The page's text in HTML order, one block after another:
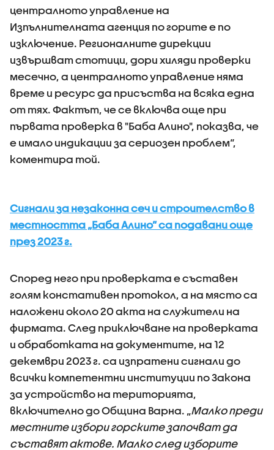
централното управление на
Изпълнителната агенция по горите е по
изключение. Регионалните дирекции
извършват стотици, дори хиляди проверки
месечно, а централното управление няма
време и ресурс да присъства на всяка една
от тях. Фактът, че се включва още при
първата проверка в "Баба Алино", показва, че
е имало индикации за сериозен проблем“,
коментира той.
Сигнали за незаконна сеч и строителство в
местността „Баба Алино” са подавани още
през 2023 г.
Според него при проверката е съставен
голям констативен протокол, а на място са
наложени около 20 акта на служители на
фирмата. След приключване на проверката
и обработката на документите, на 12
декември 2023 г. са изпратени сигнали до
всички компетентни институции по Закона
за устройство на територията,
включително до Община Варна. „Малко преди
местните избори горските започват да
съставят актове. Малко след изборите